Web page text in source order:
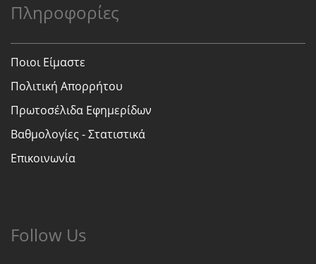
Πληροφορίες
Ποιοι Είμαστε
Πολιτική Απορρήτου
Πρωτοσέλιδα Εφημερίδων
Βαθμολογίες - Στατιστικά
Επικοινωνία
Follow Us